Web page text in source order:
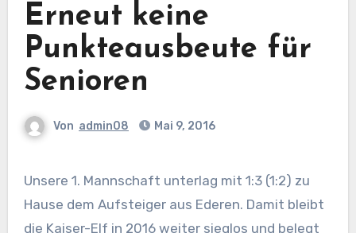
Erneut keine
Punkteausbeute für
Senioren
Von admin08 Mai 9, 2016
Unsere 1. Mannschaft unterlag mit 1:3 (1:2) zu
Hause dem Aufsteiger aus Ederen. Damit bleibt
die Kaiser-Elf in 2016 weiter sieglos und belegt